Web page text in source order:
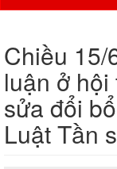
Chiều 15/
luận ở
sửa đổi
Luật Tần